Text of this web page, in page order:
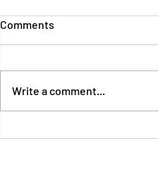
Comments
Write a comment...